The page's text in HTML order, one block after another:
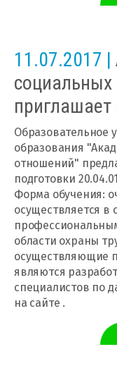
11.07.2017 |
приглашает
Образовательное
образования
отношений"
подготовки
Форма обучения:
осуществляется в
области охраны
осуществляющие
являются
специалистов по
на сайте .